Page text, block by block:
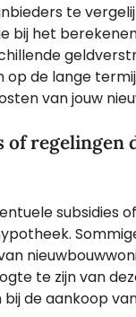
te
bij het
de lange
van jouw
regelingen
subsidies
te zijn van
de aankoop